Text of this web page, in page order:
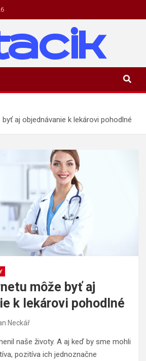
zo sveta IT
aj objednávanie k lekárovi pohodlné
môže byť aj
k lekárovi pohodlné
Neckář
naše životy. A aj keď by sme mohli
pozitíva ich jednoznačne